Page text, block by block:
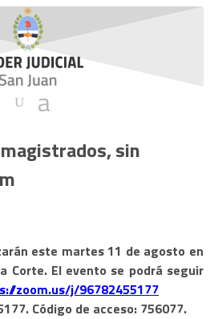
sin
este martes 11 de agosto en
Corte. El evento se podrá seguir
zoom.us/j/96782455177
Código de acceso: 756077.